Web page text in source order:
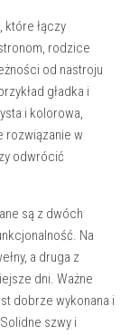
które łączy
rodzice
od nastroju
gładka i
i kolorowa,
rozwiązanie w
odwrócić
są z dwóch
Na
a druga z
dni. Ważne
dobrze wykonana i
szwy i